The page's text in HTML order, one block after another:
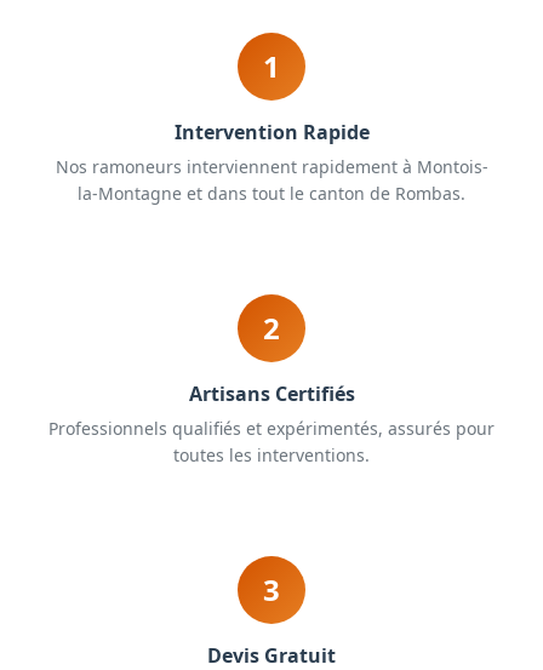
1
Intervention Rapide
Nos ramoneurs interviennent rapidement à Montois-
la-Montagne et dans tout le canton de Rombas.
2
Artisans Certifiés
Professionnels qualifiés et expérimentés, assurés pour
toutes les interventions.
3
Devis Gratuit